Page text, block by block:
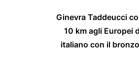
Ginevra Taddeucci
10 km agli Europei
italiano con il